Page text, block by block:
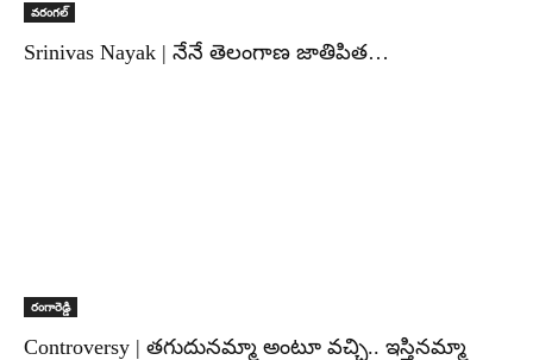
వరంగల్‌
Srinivas Nayak | నేనే తెలంగాణ జాతిపిత…
రంగారెడ్డి
Controversy | తగుదునమ్మా అంటూ వచ్చి.. ఇస్తినమ్మా